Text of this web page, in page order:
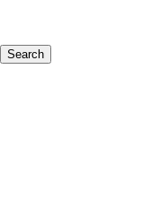
Search